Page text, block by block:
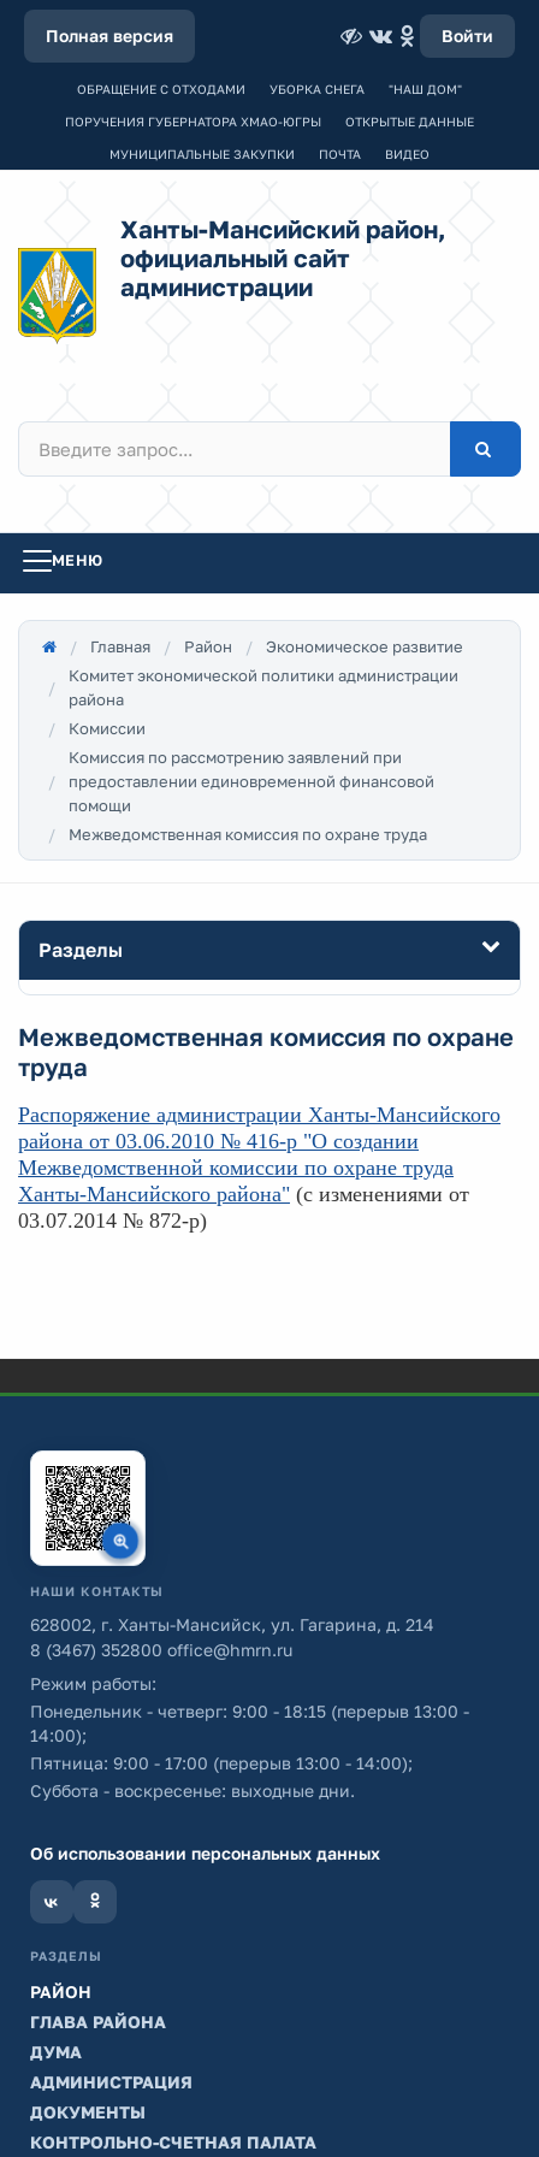
Полная версия Войти
ОБРАЩЕНИЕ С ОТХОДАМИ УБОРКА СНЕГА "НАШ ДОМ"
ПОРУЧЕНИЯ ГУБЕРНАТОРА ХМАО-ЮГРЫ ОТКРЫТЫЕ ДАННЫЕ
МУНИЦИПАЛЬНЫЕ ЗАКУПКИ ПОЧТА ВИДЕО
Ханты-Мансийский район,
официальный сайт
администрации
МЕНЮ
Главная Район
Экономическое развитие
Комитет экономической политики администрации
района
Комиссии
Комиссия по рассмотрению заявлений при
предоставлении единовременной финансовой
помощи
Межведомственная комиссия по охране труда
Разделы
Межведомственная комиссия по охране
труда
Распоряжение администрации Ханты-Мансийского
района от 03.06.2010 № 416-р "О создании
Межведомственной комиссии по охране труда
Ханты-Мансийского района" (с изменениями от
03.07.2014 № 872-р)
НАШИ КОНТАКТЫ
628002, г. Ханты-Мансийск, ул. Гагарина, д. 214
8 (3467) 352800 office@hmrn.ru
Режим работы:
Понедельник - четверг: 9:00 - 18:15 (перерыв 13:00 -
14:00);
Пятница: 9:00 - 17:00 (перерыв 13:00 - 14:00);
Суббота - воскресенье: выходные дни.
Об использовании персональных данных
РАЗДЕЛЫ
РАЙОН
ГЛАВА РАЙОНА
ДУМА
АДМИНИСТРАЦИЯ
ДОКУМЕНТЫ
КОНТРОЛЬНО-СЧЕТНАЯ ПАЛАТА